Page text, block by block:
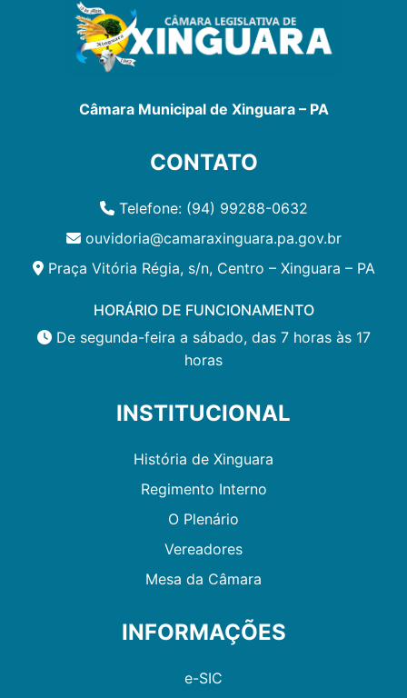
Câmara Municipal de Xinguara – PA
CONTATO
Telefone: (94) 99288-0632
ouvidoria@camaraxinguara.pa.gov.br
Praça Vitória Régia, s/n, Centro – Xinguara – PA
HORÁRIO DE FUNCIONAMENTO
De segunda-feira a sábado, das 7 horas às 17
horas
INSTITUCIONAL
História de Xinguara
Regimento Interno
O Plenário
Vereadores
Mesa da Câmara
INFORMAÇÕES
e-SIC